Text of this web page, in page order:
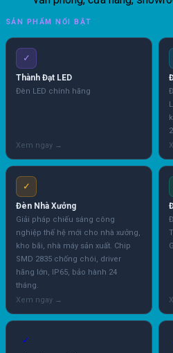
SẢN PHẨM NỔI BẬT
✓
Thành Đạt LED
Đèn LED chính hãng
✓
Đèn Nhà Xưởng
Giải pháp chiếu sáng công
nghiệp thế hệ mới cho nhà xưởng,
kho bãi, nhà máy sản xuất. Chip
SMD 2835 chống chói, driver
hãng lớn, IP65, bảo hành 24
tháng.
✓